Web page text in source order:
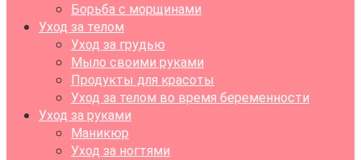
Борьба с морщинами
Уход за телом
Уход за грудью
Мыло своими руками
Продукты для красоты
Уход за телом во время беременности
Уход за руками
Маникюр
Уход за ногтями